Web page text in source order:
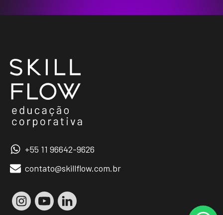
+55 11 96642-9626
contato@skillflow.com.br